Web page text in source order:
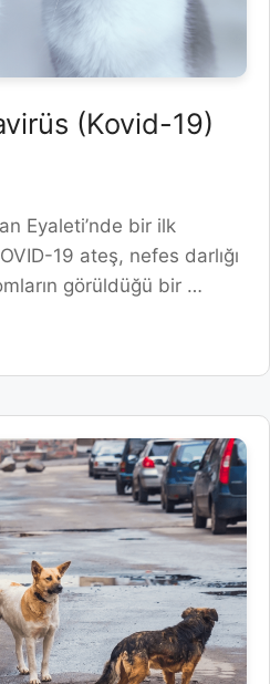
(Kovid-19)
Eyaleti’nde bir ilk
19 ateş, nefes darlığı
görüldüğü bir …